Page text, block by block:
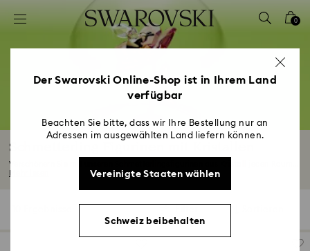
Liste Tastaturkürzel
2 - Footer
4 - Suchergebnisse
0
Schmetterling Figurinen mit Kristallen
Verschönern Sie mit unseren Schmetterlingsfigurinen aus Kristall jeden Raum...
Der Swarovski Online-Shop ist in Ihrem Land
verfügbar
Beachten Sie bitte, dass wir Ihre Bestellung nur an
Adressen im ausgewählten Land liefern können.
Vereinigte Staaten wählen
Schweiz beibehalten